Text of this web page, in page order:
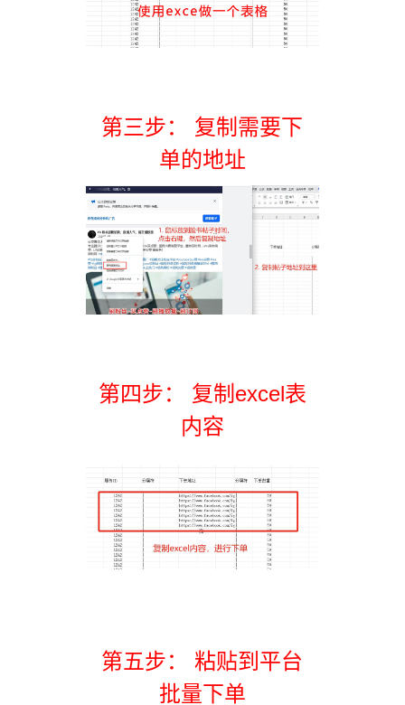
第三步： 复制需要下
单的地址
第四步： 复制excel表
内容
第五步： 粘贴到平台
批量下单